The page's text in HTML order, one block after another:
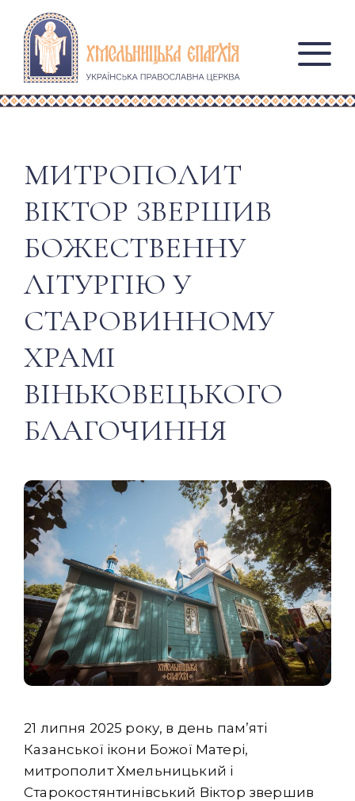
МИТРОПОЛИТ
ВІКТОР ЗВЕРШИВ
БОЖЕСТВЕННУ
ЛІТУРГІЮ У
СТАРОВИННОМУ
ХРАМІ
ВІНЬКОВЕЦЬКОГО
БЛАГОЧИННЯ
21 липня 2025 року, в день памʼяті
Казанської ікони Божої Матері,
митрополит Хмельницький і
Старокостянтинівський Віктор звершив